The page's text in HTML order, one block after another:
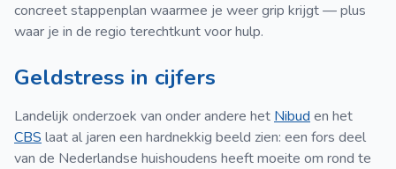
concreet stappenplan waarmee je weer grip krijgt — plus
waar je in de regio terechtkunt voor hulp.
Geldstress in cijfers
Landelijk onderzoek van onder andere het Nibud en het
CBS laat al jaren een hardnekkig beeld zien: een fors deel
van de Nederlandse huishoudens heeft moeite om rond te